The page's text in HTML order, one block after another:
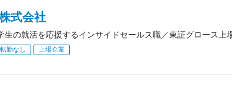
式会社
生の就活を応援するインサイドセールス職／東証グロース上
転勤なし 上場企業